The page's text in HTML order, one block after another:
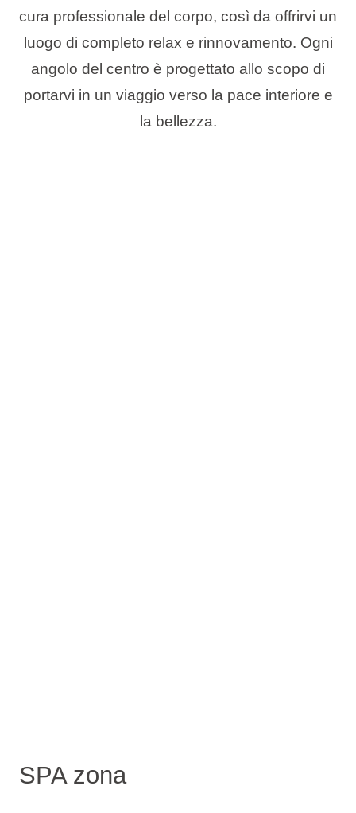
cura professionale del corpo, così da offrirvi un
luogo di completo relax e rinnovamento. Ogni
angolo del centro è progettato allo scopo di
portarvi in un viaggio verso la pace interiore e
la bellezza.
SPA zona